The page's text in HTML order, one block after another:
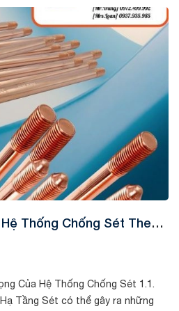
Thống Chống Sét Theo
Của Hệ Thống Chống Sét 1.1.
Tầng Sét có thể gây ra những